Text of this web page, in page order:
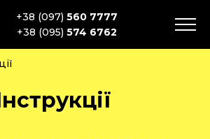
+38 (097) 560 7777
+38 (095) 574 6762